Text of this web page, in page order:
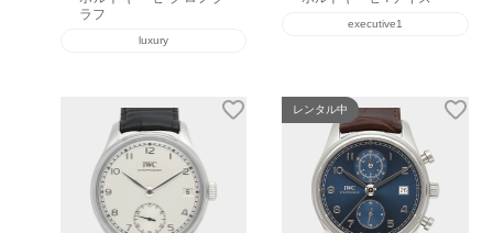
ラフ
luxury
executive1
レンタル中